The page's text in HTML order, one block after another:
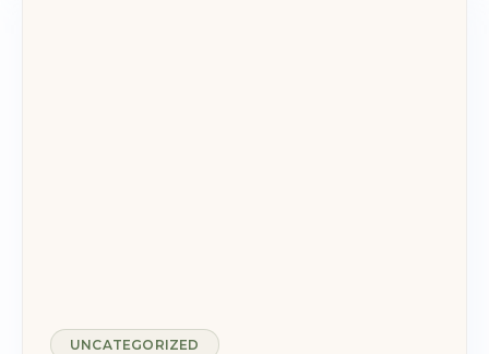
UNCATEGORIZED